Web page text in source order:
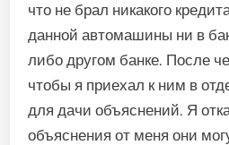
что не брал никакого
данной автомашины ни в
либо другом банке. После
чтобы я приехал к ним в
для дачи объяснений. Я
объяснения от меня они